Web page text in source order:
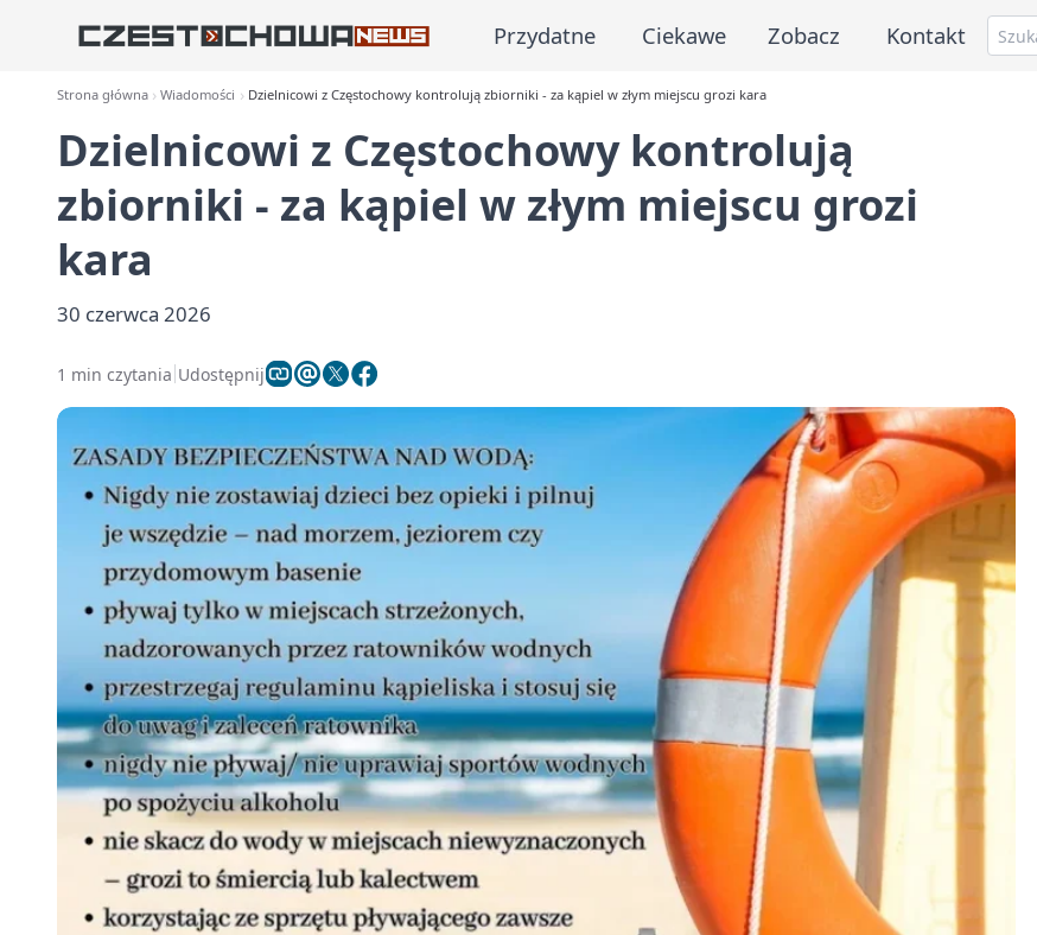
Przydatne Ciekawe Zobacz Kontakt
Strona główna Wiadomości Dzielnicowi z Częstochowy kontrolują zbiorniki - za kąpiel w złym miejscu grozi kara
Dzielnicowi z Częstochowy kontrolują
zbiorniki - za kąpiel w złym miejscu grozi
kara
30 czerwca 2026
1 min czytania Udostępnij